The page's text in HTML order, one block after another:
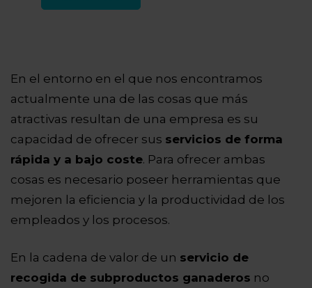
En el entorno en el que nos encontramos
actualmente una de las cosas que más
atractivas resultan de una empresa es su
capacidad de ofrecer sus servicios de forma
rápida y a bajo coste. Para ofrecer ambas
cosas es necesario poseer herramientas que
mejoren la eficiencia y la productividad de los
empleados y los procesos.
En la cadena de valor de un servicio de
recogida de subproductos ganaderos no